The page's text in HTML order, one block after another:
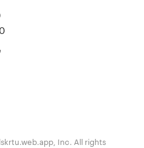
Inc. All rights